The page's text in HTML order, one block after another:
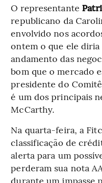
O representante
republicano da
envolvido nos
ontem o que ele
andamento das
bom que o mercado
presidente do
é um dos principais
McCarthy.
Na quarta-feira, a
classificação de
alerta para um
perderam sua nota
durante um impasse